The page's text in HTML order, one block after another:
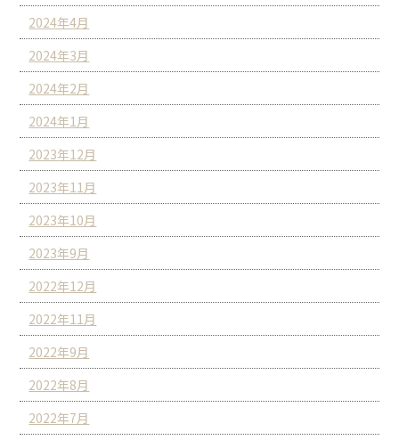
2024年4月
2024年3月
2024年2月
2024年1月
2023年12月
2023年11月
2023年10月
2023年9月
2022年12月
2022年11月
2022年9月
2022年8月
2022年7月